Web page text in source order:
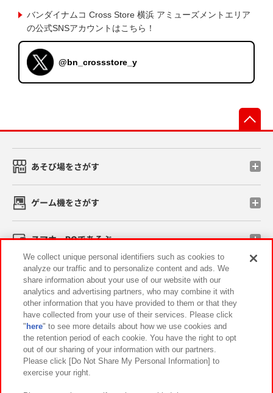
バンダイナムコ Cross Store 横浜 アミューズメントエリア
の公式SNSアカウントはこちら！
@bn_crossstore_y
あそび場をさがす
ゲーム機をさがす
スマホ・PCであそぶ
イベント・キャンペーン
関連会社 サステナビリティ サイトポリシー
プライバシーポリシー ウェブアクセシビリティ方針と検証結果
お取引先さまとともに
We collect unique personal identifiers such as cookies to
analyze our traffic and to personalize content and ads. We
share information about your use of our website with our
analytics and advertising partners, who may combine it with
other information that you have provided to them or that they
have collected from your use of their services. Please click
" here" to see more details about how we use cookies and
the retention period of each cookie. You have the right to opt
out of our sharing of your information with our partners.
Please click [Do Not Share My Personal Information] to
exercise your right.